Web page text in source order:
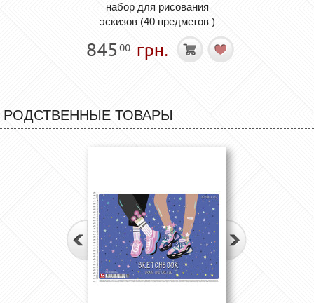
набор для рисования
эскизов (40 предметов )
845 00 грн.
РОДСТВЕННЫЕ ТОВАРЫ